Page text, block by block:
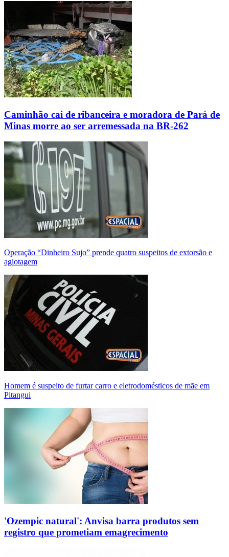
Caminhão cai de ribanceira e moradora de Pará de
Minas morre ao ser arremessada na BR-262
Operação “Dinheiro Sujo” prende quatro suspeitos de extorsão e
agiotagem
Homem é suspeito de furtar carro e eletrodomésticos de mãe em
Pitangui
'Ozempic natural': Anvisa barra produtos sem
registro que prometiam emagrecimento